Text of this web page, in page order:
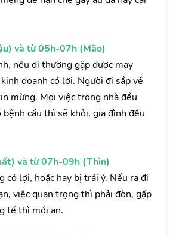
và từ 05h-07h (Mão)
nếu đi thường gặp được may
doanh có lời. Người đi sắp về
mừng. Mọi việc trong nhà đều
bệnh cầu thì sẽ khỏi, gia đình đều
và từ 07h-09h (Thìn)
có lợi, hoặc hay bị trái ý. Nếu ra đi
việc quan trọng thì phải đòn, gặp
tế thì mới an.